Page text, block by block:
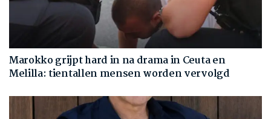
Marokko grijpt hard in na drama in Ceuta en
Melilla: tientallen mensen worden vervolgd